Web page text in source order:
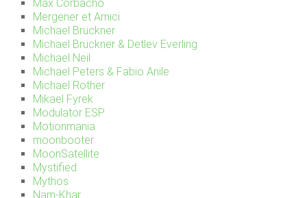
Max Corbacho
Mergener et Amici
Michael Brückner
Michael Brückner & Detlev Everling
Michael Neil
Michael Peters & Fabio Anile
Michael Rother
Mikael Fyrek
Modulator ESP
Motionmania
moonbooter
MoonSatellite
Mystified
Mythos
Nam-Khar